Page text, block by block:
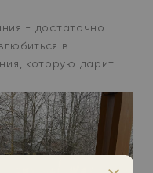
- достаточно
в
которую дарит